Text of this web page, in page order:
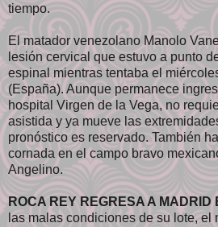
tiempo.
El matador venezolano Manolo
lesión cervical que estuvo a punto
espinal mientras tentaba el
(España). Aunque permanece
hospital Virgen de la Vega, no
asistida y ya mueve las
pronóstico es reservado. También
cornada en el campo bravo
Angelino.
ROCA REY REGRESA A MADRID
las malas condiciones de su lote, el